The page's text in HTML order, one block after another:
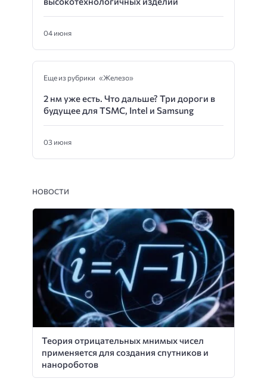
04 июня
Еще из рубрики «Железо»
2 нм уже есть. Что дальше? Три дороги в
будущее для TSMC, Intel и Samsung
03 июня
НОВОСТИ
Теория отрицательных мнимых чисел
применяется для создания спутников и
нанороботов